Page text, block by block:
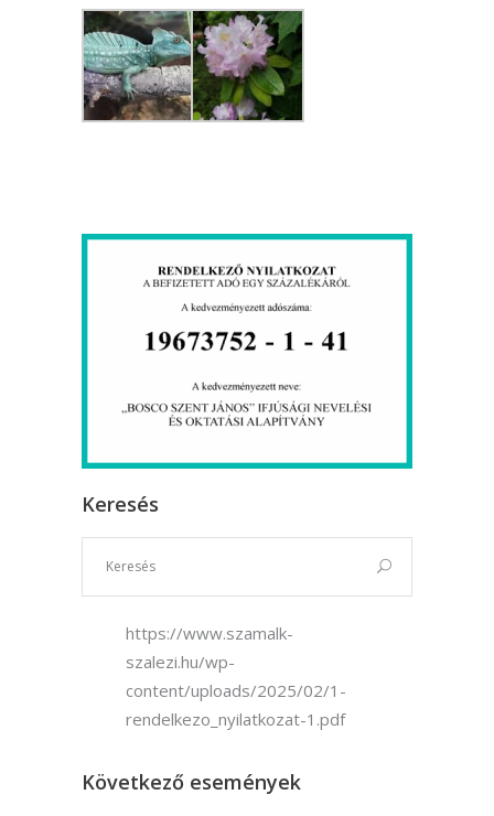
Keresés
https://www.szamalk-
szalezi.hu/wp-
content/uploads/2025/02/1-
rendelkezo_nyilatkozat-1.pdf
Következő események